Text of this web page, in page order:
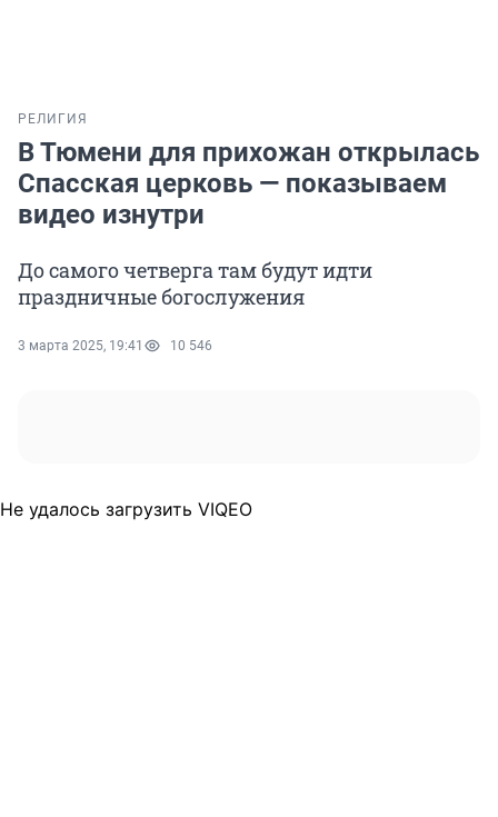
РЕЛИГИЯ
В Тюмени для прихожан открылась
Спасская церковь — показываем
видео изнутри
До самого четверга там будут идти
праздничные богослужения
3 марта 2025, 19:41 10 546
Не удалось загрузить VIQEO